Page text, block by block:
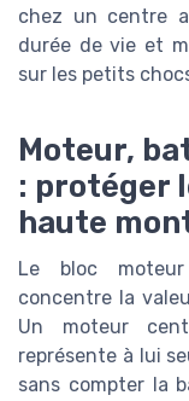
chez un centre
durée de vie et
sur les petits
Moteur,
: protéger
haute
Le bloc
concentre la
Un moteur
représente à lui
sans compter la